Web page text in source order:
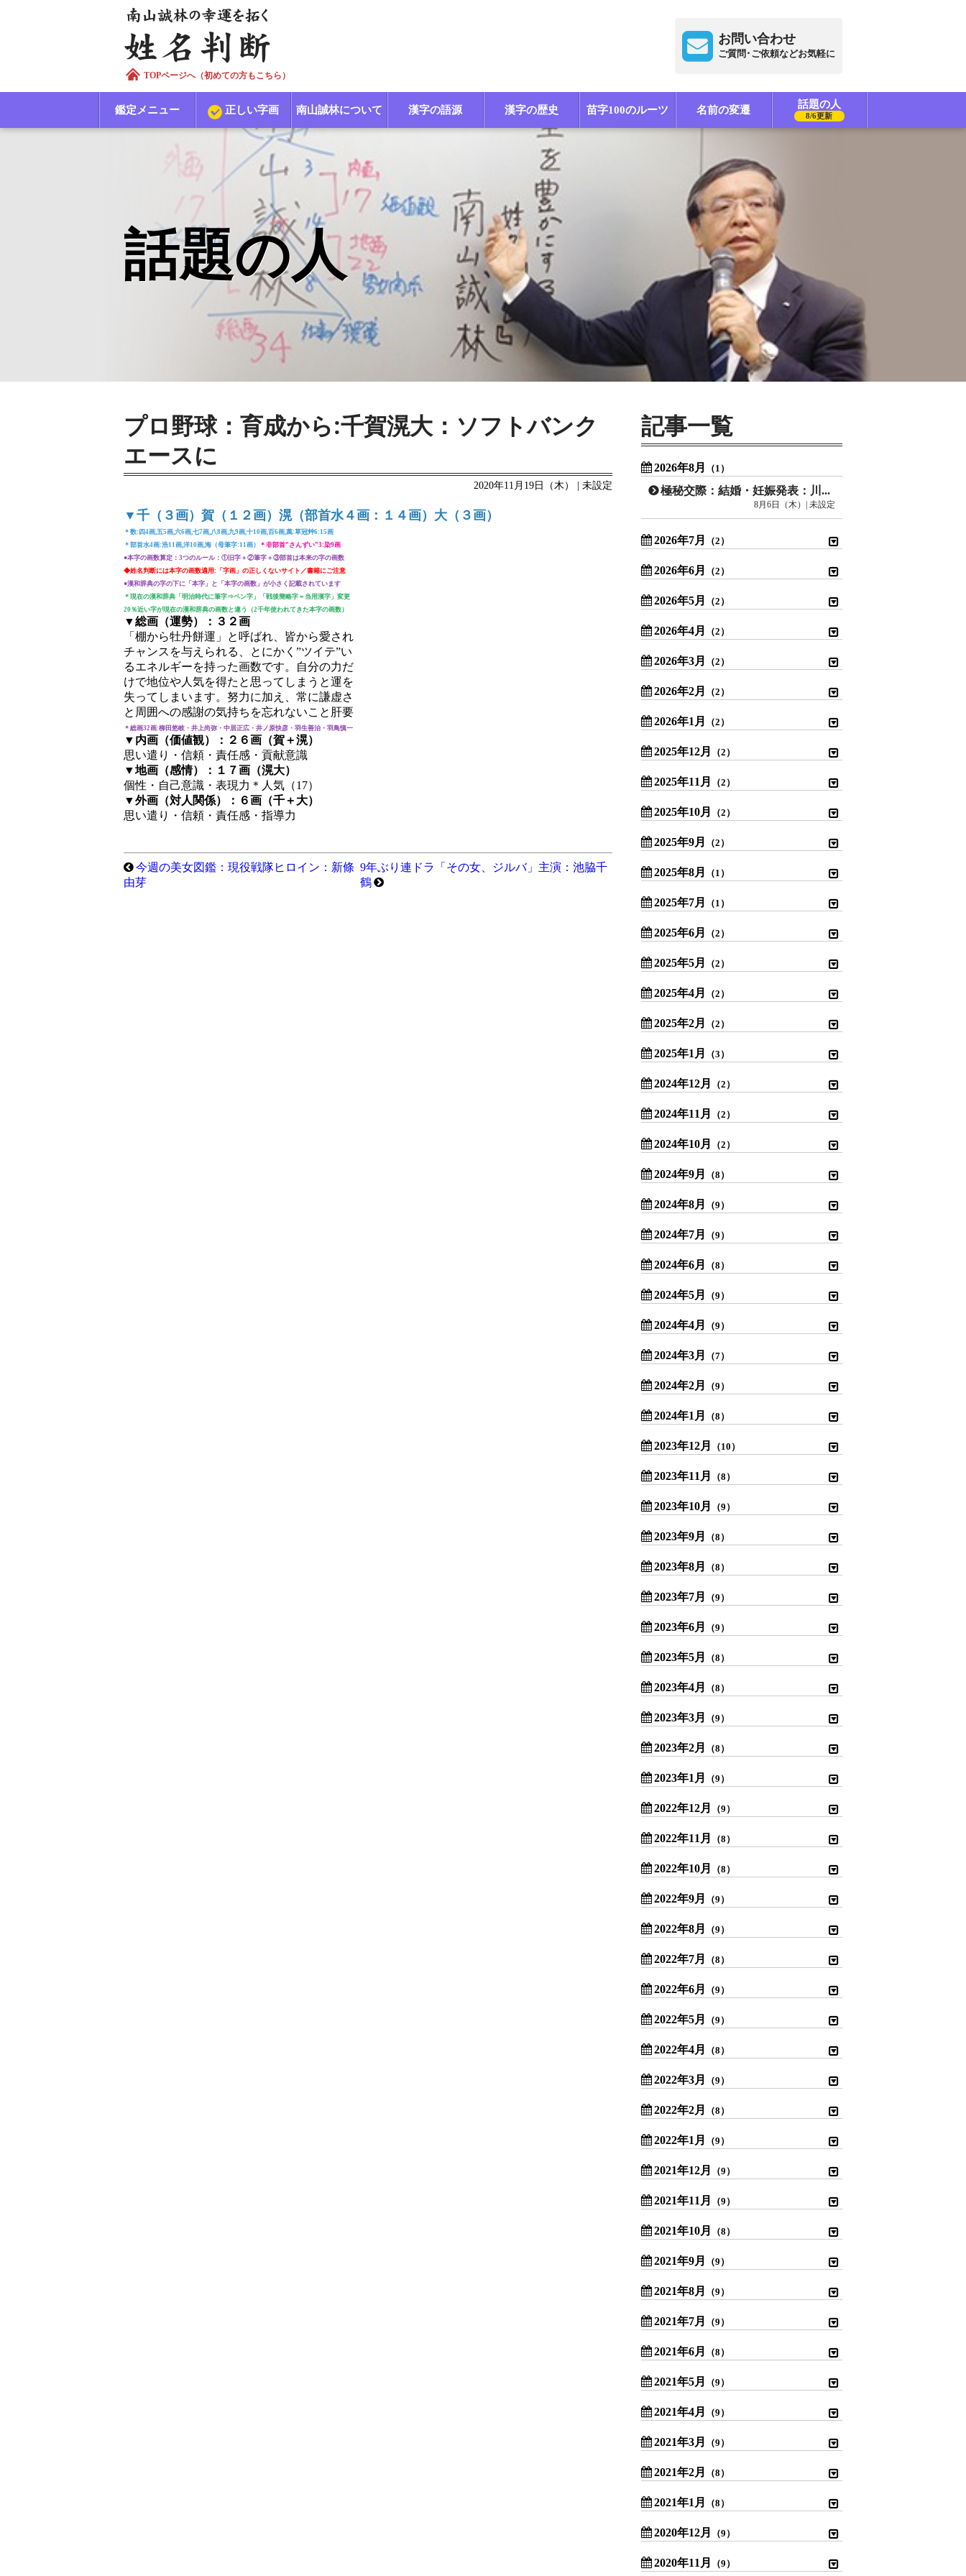
TOPページへ（初めての方もこちら）
お問い合わせ
ご質問･ご依頼などお気軽に
鑑定メニュー 正しい字画 南山誠林について 漢字の語源 漢字の歴史 苗字100のルーツ 名前の変遷 話題の人
8/6更新
話題の人
プロ野球：育成から:千賀滉大：ソフトバンク
エースに
2020年11月19日（木） | 未設定
▼千（３画）賀（１２画）滉（部首水４画：１４画）大（３画）
＊数:四4画,五5画,六6画,七7画,八8画,九9画,十10画,百6画,萬:草冠艸6:15画
＊部首水4画:浩11画,洋10画,海（母筆字:11画）
＊非部首”さんずい”3:染9画
●本字の画数算定：3つのルール：①旧字＋②筆字＋③部首は本来の字の画数
◆姓名判断には本字の画数適用:「字画」の正しくないサイト／書籍にご注意
●漢和辞典の字の下に「本字」と「本字の画数」が小さく記載されています
＊現在の漢和辞典「明治時代に筆字⇒ペン字」「戦後簡略字＝当用漢字」変更
20％近い字が現在の漢和辞典の画数と違う（2千年使われてきた本字の画数）
▼総画（運勢）：３２画
「棚から牡丹餅運」と呼ばれ、皆から愛され
チャンスを与えられる、とにかく”ツイテ”い
るエネルギーを持った画数です。自分の力だ
けで地位や人気を得たと思ってしまうと運を
失ってしまいます。努力に加え、常に謙虚さ
と周囲への感謝の気持ちを忘れないこと肝要
＊総画32画:柳田悠岐・井上尚弥・中居正広・井ノ原快彦・羽生善治・羽鳥慎一
▼内画（価値観）：２６画（賀＋滉）
思い遣り・信頼・責任感・貢献意識
▼地画（感情）：１７画（滉大）
個性・自己意識・表現力＊人気（17）
▼外画（対人関係）：６画（千＋大）
思い遣り・信頼・責任感・指導力
今週の美女図鑑：現役戦隊ヒロイン：新條
由芽
9年ぶり連ドラ「その女、ジルバ」主演：池脇千
鶴
記事一覧
2026年8月 （1）
極秘交際：結婚・妊娠発表：川口春奈
8月6日（木）| 未設定
2026年7月 （2）
2026年6月 （2）
2026年5月 （2）
2026年4月 （2）
2026年3月 （2）
2026年2月 （2）
2026年1月 （2）
2025年12月 （2）
2025年11月 （2）
2025年10月 （2）
2025年9月 （2）
2025年8月 （1）
2025年7月 （1）
2025年6月 （2）
2025年5月 （2）
2025年4月 （2）
2025年2月 （2）
2025年1月 （3）
2024年12月 （2）
2024年11月 （2）
2024年10月 （2）
2024年9月 （8）
2024年8月 （9）
2024年7月 （9）
2024年6月 （8）
2024年5月 （9）
2024年4月 （9）
2024年3月 （7）
2024年2月 （9）
2024年1月 （8）
2023年12月 （10）
2023年11月 （8）
2023年10月 （9）
2023年9月 （8）
2023年8月 （8）
2023年7月 （9）
2023年6月 （9）
2023年5月 （8）
2023年4月 （8）
2023年3月 （9）
2023年2月 （8）
2023年1月 （9）
2022年12月 （9）
2022年11月 （8）
2022年10月 （8）
2022年9月 （9）
2022年8月 （9）
2022年7月 （8）
2022年6月 （9）
2022年5月 （9）
2022年4月 （8）
2022年3月 （9）
2022年2月 （8）
2022年1月 （9）
2021年12月 （9）
2021年11月 （9）
2021年10月 （8）
2021年9月 （9）
2021年8月 （9）
2021年7月 （9）
2021年6月 （8）
2021年5月 （9）
2021年4月 （9）
2021年3月 （9）
2021年2月 （8）
2021年1月 （8）
2020年12月 （9）
2020年11月 （9）